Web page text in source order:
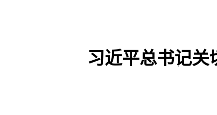
习近平总书记关